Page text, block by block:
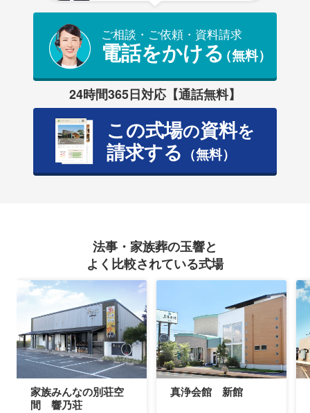
ご相談・ご依頼・資料請求
電話をかける（無料）
24時間365日対応【通話無料】
この式場の資料を
請求する （無料）
法事・家族葬の玉響と
よく比較されている式場
家族みんなの別荘空
間 響乃荘
真浄会館 新館